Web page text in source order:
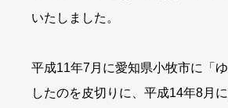
いたしました。
平成11年7月に愛知県小牧市に「
したのを皮切りに、平成14年8月